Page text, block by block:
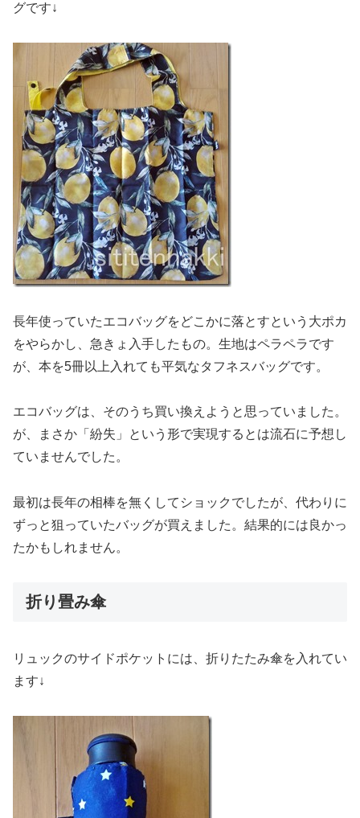
グです↓
長年使っていたエコバッグをどこかに落とすという大ポカ
をやらかし、急きょ入手したもの。生地はペラペラです
が、本を5冊以上入れても平気なタフネスバッグです。
エコバッグは、そのうち買い換えようと思っていました。
が、まさか「紛失」という形で実現するとは流石に予想し
ていませんでした。
最初は長年の相棒を無くしてショックでしたが、代わりに
ずっと狙っていたバッグが買えました。結果的には良かっ
たかもしれません。
折り畳み傘
リュックのサイドポケットには、折りたたみ傘を入れてい
ます↓